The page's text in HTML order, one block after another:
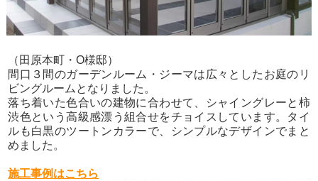
（田原本町・O様邸）
間口３間のガーデンルーム・ジーマは広々としたお庭のリ
ビングルームとなりました。
落ち着いた色合いの建物に合わせて、シャイングレーと柿
渋色という高級感漂う組合せをチョイスしています。タイ
ルも白黒のツートンカラーで、シンプルなデザインでまと
めました。
施工事例はこちら